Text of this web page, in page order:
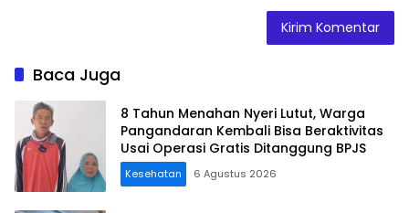
Baca Juga
8 Tahun Menahan Nyeri Lutut, Warga
Pangandaran Kembali Bisa Beraktivitas
Usai Operasi Gratis Ditanggung BPJS
Kesehatan 6 Agustus 2026